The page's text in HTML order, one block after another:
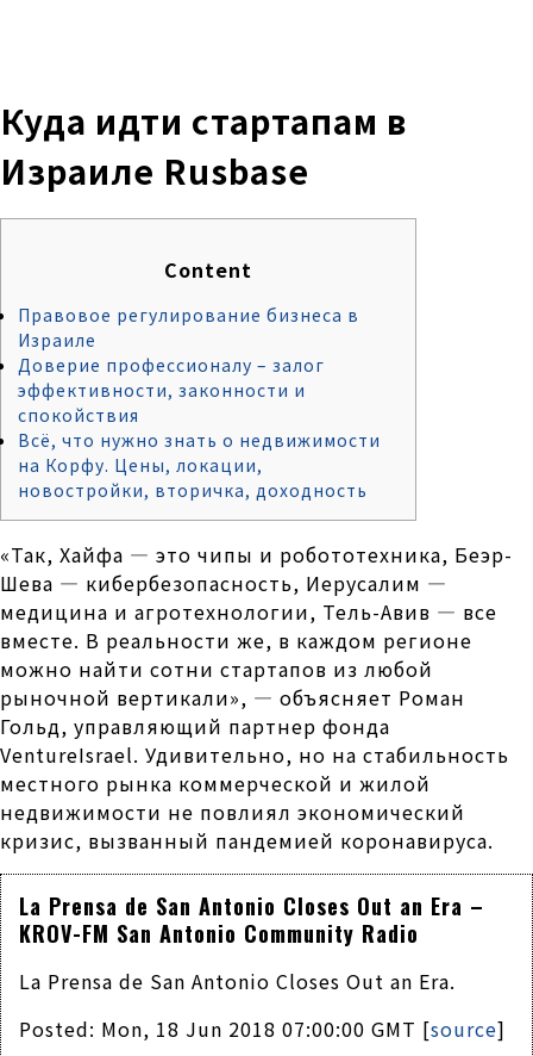
Куда идти стартапам в
Израиле Rusbase
Content
Правовое регулирование бизнеса в
Израиле
Доверие профессионалу – залог
эффективности, законности и
спокойствия
Всё, что нужно знать о недвижимости
на Корфу. Цены, локации,
новостройки, вторичка, доходность
«‎Так, Хайфа — это чипы и робототехника, Беэр-
Шева — кибербезопасность, Иерусалим —
медицина и агротехнологии, Тель-Авив — все
вместе. В реальности же, в каждом регионе
можно найти сотни стартапов из любой
рыночной вертикали», — объясняет Роман
Гольд, управляющий партнер фонда
VentureIsrael. Удивительно, но на стабильность
местного рынка коммерческой и жилой
недвижимости не повлиял экономический
кризис, вызванный пандемией коронавируса.
La Prensa de San Antonio Closes Out an Era –
KROV-FM San Antonio Community Radio
La Prensa de San Antonio Closes Out an Era.
Posted: Mon, 18 Jun 2018 07:00:00 GMT [source]